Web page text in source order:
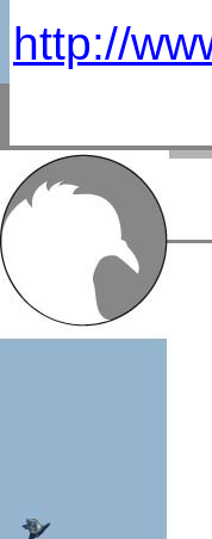
http://